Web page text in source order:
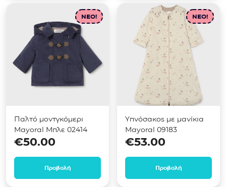
NEO!
Παλτό μοντγκόμερι
Mayoral Μπλε 02414
€50.00
Προβολή
NEO!
Υπνόσακος με μανίκια
Mayoral 09183
€53.00
Προβολή